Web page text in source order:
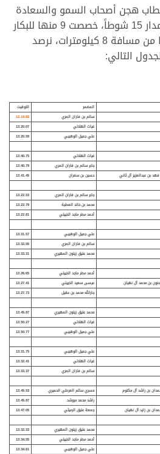
هجن أصحاب السمو والسعادة
الشيوخ صباح اليوم على مدار 15 شوطاً، خصصت 9 منها للبكار
و6 للقعدان، جرت جميعها من مسافة 8 كيلومترات، نرصد
التالي:
المضمر
التوقيت
سالم بن فاران المري
12.19.83
غياث الهلالي
12.20.07
علي جميل الوهيبي 12.20.59
غياث الهلالي
12.40.75
جابر سالم بن فاران المري
12.40.79
بن عبدالعزيز آل ثاني حسين بن سفران 12.41.45
جابر سالم بن فاران المري
12.22.53
محمد بن خالد العطية
12.22.79
أحمد مطر ماجد الخييلي 12.22.81
علي جميل الوهيبي
12.31.57
سالم بن فاران المري
12.32.55
محمد عتيق زيتون المهيري 12.33.31
أحمد مطر ماجد الخييلي
12.26.65
بن محمد آل نهيان عيسى سعيد الخييلي
12.27.41
جارالله محمد بن عقيل 12.27.73
محمد عتيق زيتون المهيري
12.45.87
غياث الهلالي
12.50.27
علي جميل الوهيبي 12.50.77
علي جميل الوهيبي
12.31.75
غياث الهلالي
12.32.41
سالم بن فاران المري 12.33.37
بن راشد آل مكتوم مسري سالم العرطي الحميري
12.45.53
راشد محمد مروشد
12.45.87
بن زايد آل نهيان جمعة عتيق الرميثي 12.47.05
محمد عتيق زيتون المهيري
12.32.33
أحمد مطر ماجد الخييلي
12.34.55
علي جميل الوهيبي 12.34.61